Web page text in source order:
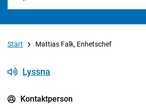
Start Mattias Falk, Enhetschef
Lyssna
Kontaktperson